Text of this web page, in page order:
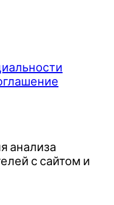
анализа
с сайтом и